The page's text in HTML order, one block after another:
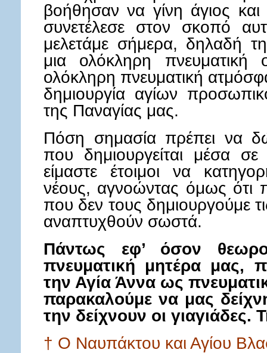
βοήθησαν να γίνη άγιος
συνετέλεσε στον σκοπό
μελετάμε σήμερα, δηλαδή
μια ολόκληρη πνευματική
ολόκληρη πνευματική
δημιουργία αγίων
της Παναγίας μας.
Πόση σημασία πρέπει να
που δημιουργείται μέσα
είμαστε έτοιμοι να
νέους, αγνοώντας όμως ότι
που δεν τους δημιουργούμε
αναπτυχθούν σωστά.
Πάντως εφ’ όσον
πνευματική μητέρα μας,
την Αγία Άννα ως
παρακαλούμε να μας
την δείχνουν οι γιαγιάδες.
† Ο Ναυπάκτου και Αγίου